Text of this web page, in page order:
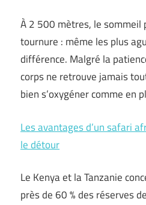
À 2 500 mètres, le sommeil
tournure : même les plus
différence. Malgré la
corps ne retrouve jamais
bien s’oxygéner comme en
Les avantages d’un safari
le détour
Le Kenya et la Tanzanie
près de 60 % des réserves